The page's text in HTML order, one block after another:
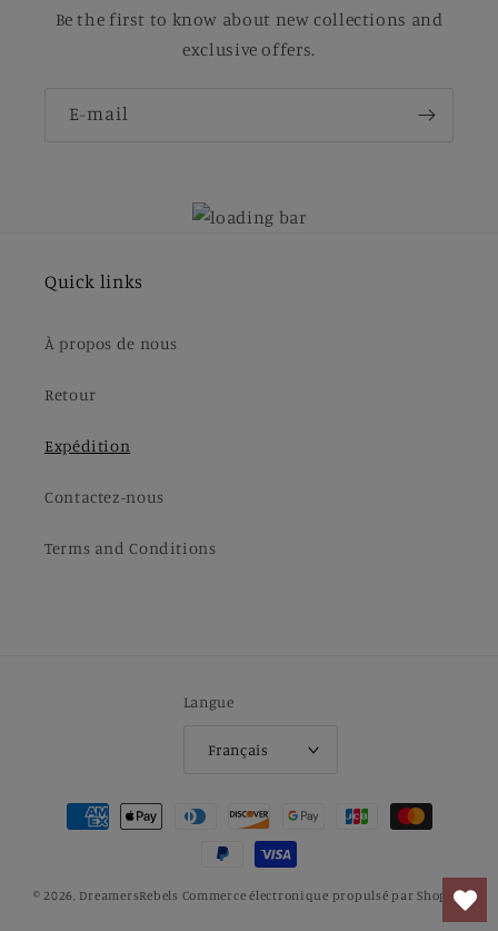
Be the first to know about new collections and
exclusive offers.
E-mail
Quick links
À propos de nous
Retour
Expédition
Contactez-nous
Terms and Conditions
Langue
Français
Moyens
© 2026, DreamersRebels Commerce électronique propulsé par Shopify